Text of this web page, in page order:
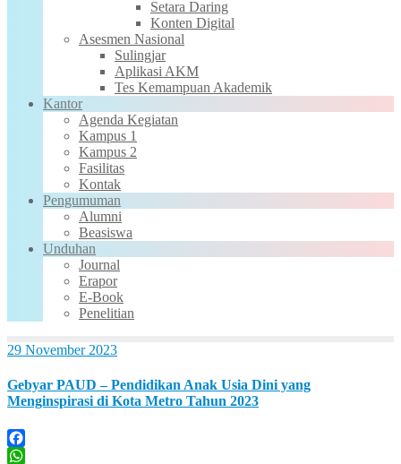
Setara Daring
Konten Digital
Asesmen Nasional
Sulingjar
Aplikasi AKM
Tes Kemampuan Akademik
Kantor
Agenda Kegiatan
Kampus 1
Kampus 2
Fasilitas
Kontak
Pengumuman
Alumni
Beasiswa
Unduhan
Journal
Erapor
E-Book
Penelitian
29 November 2023
Gebyar PAUD – Pendidikan Anak Usia Dini yang
Menginspirasi di Kota Metro Tahun 2023
Facebook